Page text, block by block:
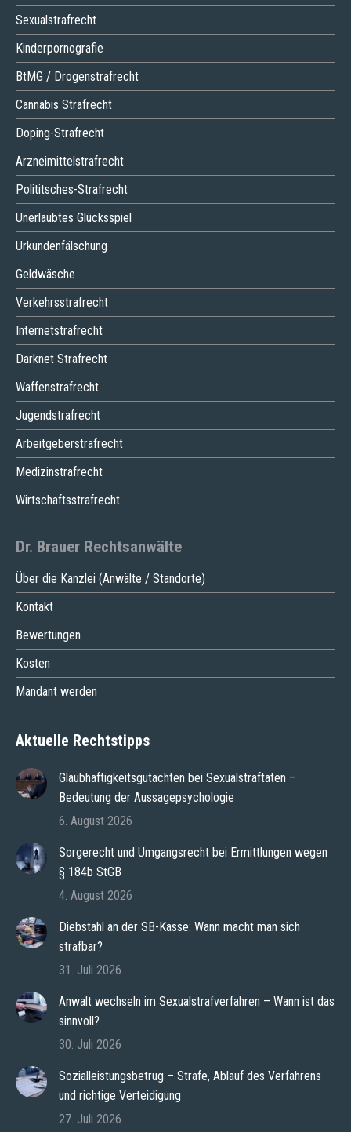
Sexualstrafrecht
Kinderpornografie
BtMG / Drogenstrafrecht
Cannabis Strafrecht
Doping-Strafrecht
Arzneimittelstrafrecht
Polititsches-Strafrecht
Unerlaubtes Glücksspiel
Urkundenfälschung
Geldwäsche
Verkehrsstrafrecht
Internetstrafrecht
Darknet Strafrecht
Waffenstrafrecht
Jugendstrafrecht
Arbeitgeberstrafrecht
Medizinstrafrecht
Wirtschaftsstrafrecht
Dr. Brauer Rechtsanwälte
Über die Kanzlei (Anwälte / Standorte)
Kontakt
Bewertungen
Kosten
Mandant werden
Aktuelle Rechtstipps
Glaubhaftigkeitsgutachten bei Sexualstraftaten –
Bedeutung der Aussagepsychologie
6. August 2026
Sorgerecht und Umgangsrecht bei Ermittlungen wegen
§ 184b StGB
4. August 2026
Diebstahl an der SB-Kasse: Wann macht man sich
strafbar?
31. Juli 2026
Anwalt wechseln im Sexualstrafverfahren – Wann ist das
sinnvoll?
30. Juli 2026
Sozialleistungsbetrug – Strafe, Ablauf des Verfahrens
und richtige Verteidigung
27. Juli 2026